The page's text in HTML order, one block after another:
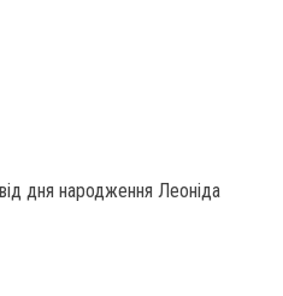
дня народження Леоніда